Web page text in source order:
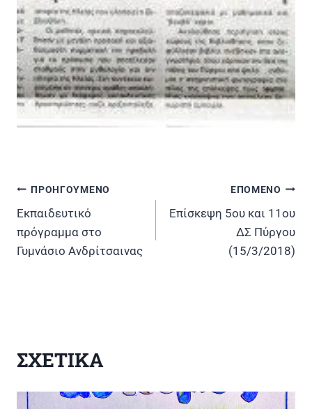
Πλοήγηση
άρθρων
ΠΡΟΗΓΟΥΜΕΝΟ
Εκπαιδευτικό
πρόγραμμα στο
Γυμνάσιο Ανδρίτσαινας
ΕΠΟΜΕΝΟ
Επίσκεψη 5ου και 11ου
ΔΣ Πύργου
(15/3/2018)
ΣΧΕΤΙΚΑ